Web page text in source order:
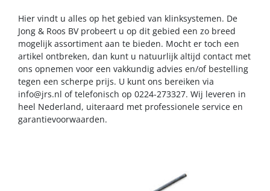
Hier vindt u alles op het gebied van klinksystemen. De
Jong & Roos BV probeert u op dit gebied een zo breed
mogelijk assortiment aan te bieden. Mocht er toch een
artikel ontbreken, dan kunt u natuurlijk altijd contact met
ons opnemen voor een vakkundig advies en/of bestelling
tegen een scherpe prijs. U kunt ons bereiken via
info@jrs.nl of telefonisch op 0224-273327. Wij leveren in
heel Nederland, uiteraard met professionele service en
garantievoorwaarden.